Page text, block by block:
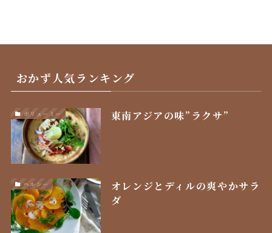
おかず人気ランキング
ボリューミー 東南アジアの味”ラクサ”
ヘルシー
オレンジとディルの爽やかサラ
ダ